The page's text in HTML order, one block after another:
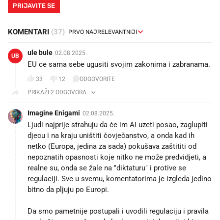
PRIJAVITE SE
KOMENTARI (37)
UB ule bule 02.08.2025.
EU ce sama sebe ugusiti svojim zakonima i zabranama.
33 12
ODGOVORITE
PRIKAŽI 2 ODGOVORA
Imagine Enigami 02.08.2025.
Ljudi najprije strahuju da će im AI uzeti posao, zaglupiti
djecu i na kraju uništiti čovječanstvo, a onda kad ih
netko (Europa, jedina za sada) pokušava zaštititi od
nepoznatih opasnosti koje nitko ne može predvidjeti, a
realne su, onda se žale na "diktaturu" i protive se
regulaciji. Sve u svemu, komentatorima je izgleda jedino
bitno da pljuju po Europi.
Da smo pametnije postupali i uvodili regulaciju i pravila